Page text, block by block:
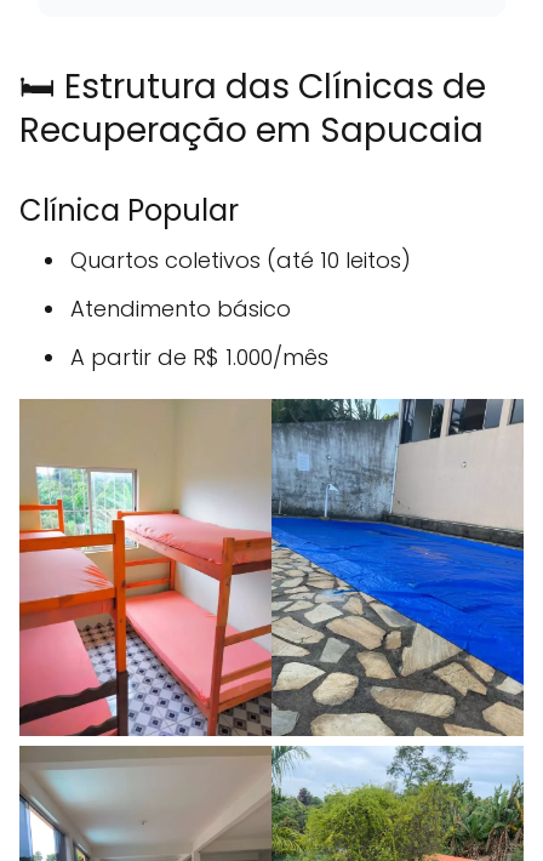
🛏️ Estrutura das Clínicas de
Recuperação em Sapucaia
Clínica Popular
Quartos coletivos (até 10 leitos)
Atendimento básico
A partir de R$ 1.000/mês